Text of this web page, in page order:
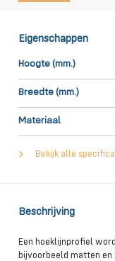
Eigenschappen
Hoogte (mm.)
Breedte (mm.)
Materiaal
Bekijk alle
Beschrijving
Een hoeklijnprofiel
bijvoorbeeld matten en